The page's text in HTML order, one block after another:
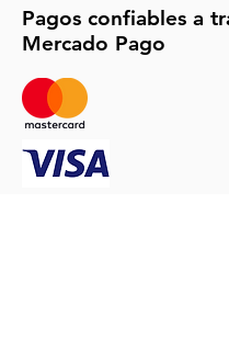
Pagos confiables a
Mercado Pago